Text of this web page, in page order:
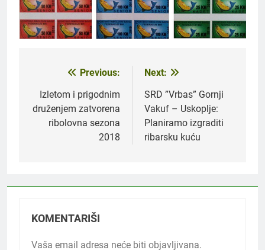
Navigacija
članaka
Previous:
Izletom i prigodnim
druženjem zatvorena
ribolovna sezona
2018
Next:
SRD ”Vrbas” Gornji
Vakuf – Uskoplje:
Planiramo izgraditi
ribarsku kuću
KOMENTARIŠI
Vaša email adresa neće biti objavljivana.